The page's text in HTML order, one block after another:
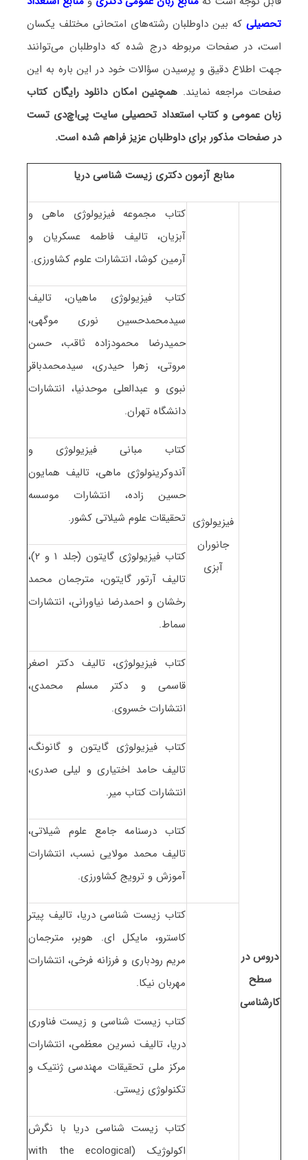
تحصیلیکه بین داوطلبان رشته‌های امتحانی مختلف یکسان
است، در صفحات مربوطه درج شده که داوطلبان می‌توانند
جهت اطلاع دقیق و پرسیدن سؤالات خود در این باره به این
صفحات مراجعه نمایند. همچنین امکان دانلود رایگان کتاب
زبان عمومی و کتاب استعداد تحصیلی سایت پی‌اچ‌دی تست
در صفحات مذکور برای داوطلبان عزیز فراهم شده است.
منابع آزمون دکتری زیست شناسی دریا
دروس در
سطح
کارشناسی
فیزیولوژی
جانوران
آبزی
کتاب مجموعه فیزیولوژی ماهی و
آبزیان، تالیف فاطمه عسکریان و
آرمین کوشا، انتشارات علوم کشاورزی.
کتاب فیزیولوژی ماهیان، تالیف
سیدمحمدحسین نوری موگهی،
حمیدرضا محمودزاده ثاقب، حسن
مروتی، زهرا حیدری، سیدمحمدباقر
نبوی و عبدالعلی موحدنیا، انتشارات
دانشگاه تهران.
کتاب مبانی فیزیولوژی و
آندوکرینولوژی ماهی، تالیف همایون
حسین زاده، انتشارات موسسه
تحقیقات علوم شیلاتی کشور.
کتاب فیزیولوژی گایتون (جلد ۱ و ۲)،
تالیف آرتور گایتون، مترجمان محمد
رخشان و احمدرضا نیاورانی، انتشارات
سماط.
کتاب فیزیولوژی، تالیف دکتر اصغر
قاسمی و دکتر مسلم محمدی،
انتشارات خسروی.
کتاب فیزیولوژی گایتون و گانونگ،
تالیف حامد اختیاری و لیلی صدری،
انتشارات کتاب میر.
کتاب درسنامه جامع علوم شیلاتی،
تالیف محمد مولایی نسب، انتشارات
آموزش و ترویج کشاورزی.
کتاب زیست شناسی دریا، تالیف پیتر
کاسترو، مایکل ای. هوبر، مترجمان
مریم رودباری و فرزانه فرخی، انتشارات
مهربان نیکا.
کتاب زیست شناسی و زیست فناوری
دریا، تالیف نسرین معظمی، انتشارات
مرکز ملی تحقیقات مهندسی ژنتیک و
تکنولوژی زیستی.
کتاب زیست شناسی دریا با نگرش
اکولوژیک (with the ecological